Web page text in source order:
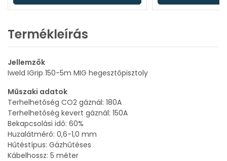
Termékleírás
Jellemzők
Iweld IGrip 150-5m MIG hegesztőpisztoly
Műszaki adatok
Terhelhetőség CO2 gáznál: 180A
Terhelhetőség kevert gáznál: 150A
Bekapcsolási idő: 60%
Huzalátmérő: 0,6-1,0 mm
Hűtéstípus: Gázhűtéses
Kábelhossz: 5 méter